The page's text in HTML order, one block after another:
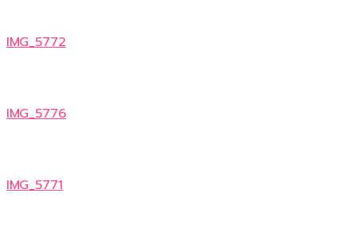
IMG_5772
IMG_5776
IMG_5771